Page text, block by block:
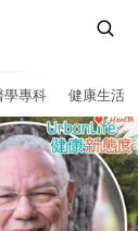
學專科 健康生活